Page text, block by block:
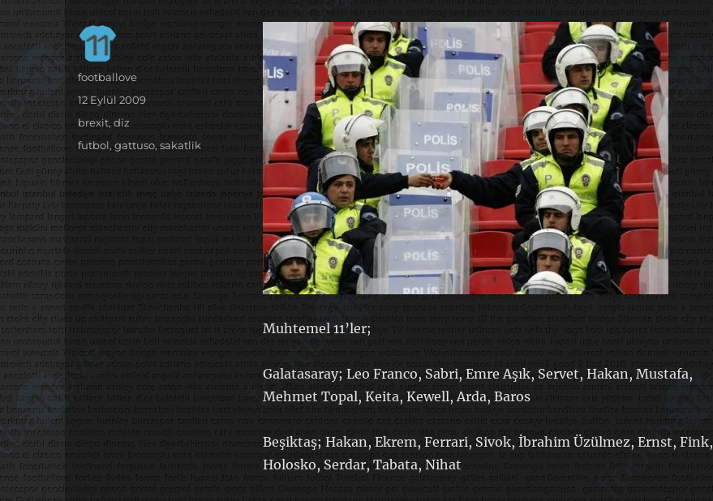
Muhtemel 11’ler;
Galatasaray; Leo Franco, Sabri, Emre Aşık, Servet, Hakan, Mustafa,
Mehmet Topal, Keita, Kewell, Arda, Baros
Beşiktaş; Hakan, Ekrem, Ferrari, Sivok, İbrahim Üzülmez, Ernst, Fink,
Holosko, Serdar, Tabata, Nihat
Yazar
footballove
Yayın
tarihi
12 Eylül 2009
Kategoriler
brexit,diz
Etiketler
futbol,gattuso,sakatlik